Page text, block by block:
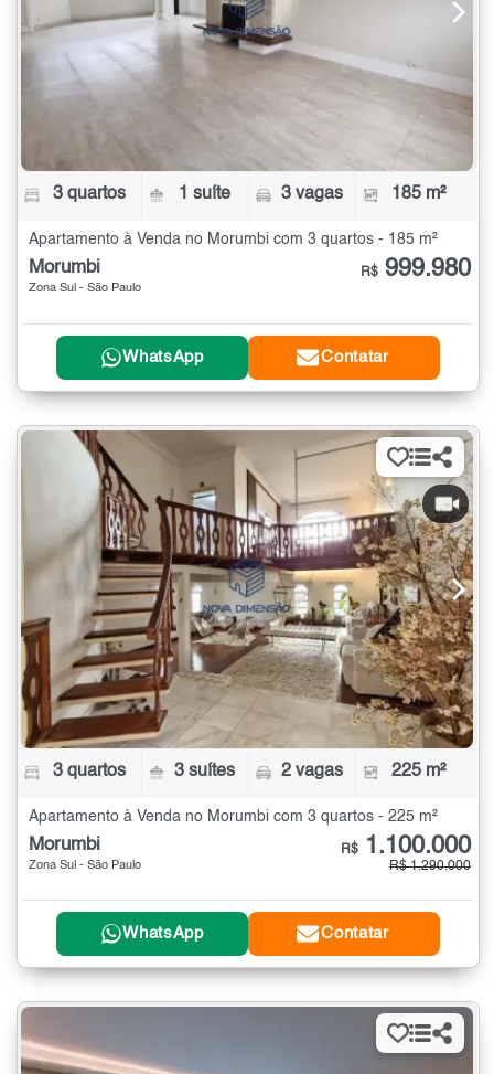
3 quartos 1 suíte 3 vagas 185 m²
Apartamento à Venda no Morumbi com 3 quartos - 185 m²
Morumbi
Zona Sul - São Paulo
R$ 999.980
WhatsApp Contatar
3 quartos 3 suítes 2 vagas 225 m²
Apartamento à Venda no Morumbi com 3 quartos - 225 m²
Morumbi
Zona Sul - São Paulo
R$ 1.100.000
R$ 1.290.000
WhatsApp Contatar